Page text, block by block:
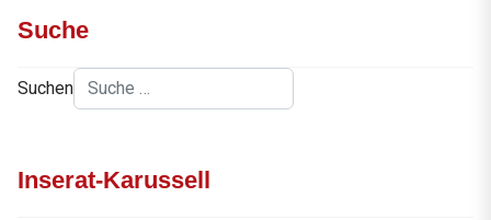
Suche
Suchen
Inserat-Karussell